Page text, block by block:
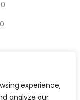
experience,
analyze our